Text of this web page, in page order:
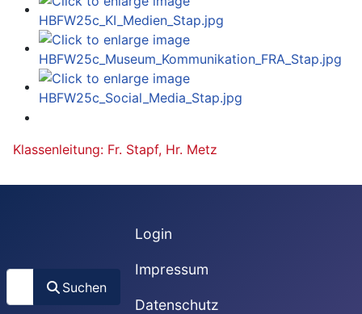
Klassenleitung: Fr. Stapf, Hr. Metz
Suchen
Suchen
Login
Impressum
Datenschutz